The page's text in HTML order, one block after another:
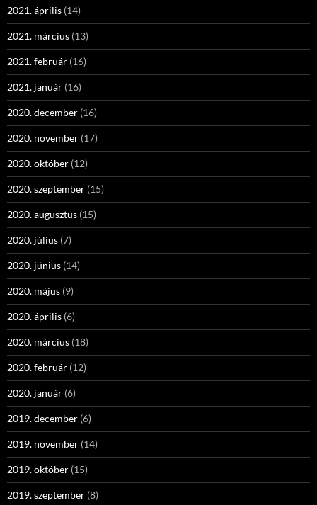
2021. április (14)
2021. március (13)
2021. február (16)
2021. január (16)
2020. december (16)
2020. november (17)
2020. október (12)
2020. szeptember (15)
2020. augusztus (15)
2020. július (7)
2020. június (14)
2020. május (9)
2020. április (6)
2020. március (18)
2020. február (12)
2020. január (6)
2019. december (6)
2019. november (14)
2019. október (15)
2019. szeptember (8)